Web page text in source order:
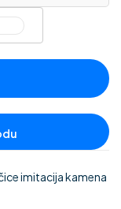
imitacija kamena